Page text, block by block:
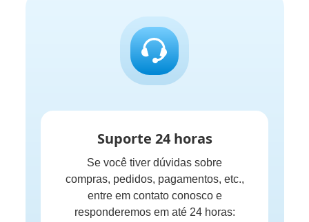
Suporte 24 horas
Se você tiver dúvidas sobre
compras, pedidos, pagamentos, etc.,
entre em contato conosco e
responderemos em até 24 horas: